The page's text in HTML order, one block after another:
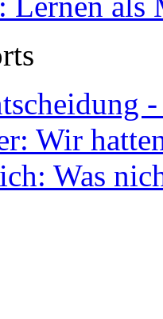
Wir
Was